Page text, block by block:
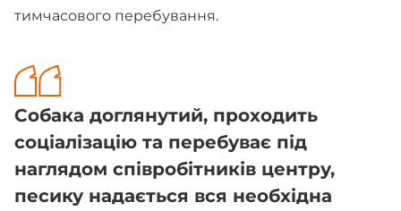
тимчасового перебування.
Собака доглянутий, проходить
соціалізацію та перебуває під
наглядом співробітників центру,
песику надається вся необхідна